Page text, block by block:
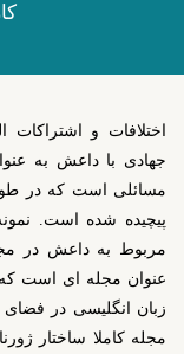
اختلافات و
جهادی با داعش به
مسائلی است که در
پیچیده شده است.
مربوط به داعش در
زبان انگلیسی در
مجله کاملا ساختار